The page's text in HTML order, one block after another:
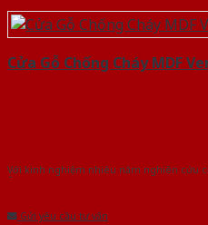
Cửa Gỗ Chống Cháy MDF
Với kinh nghiệm nhiêu năm nghiên cứu
Gửi yêu cầu tư vấn